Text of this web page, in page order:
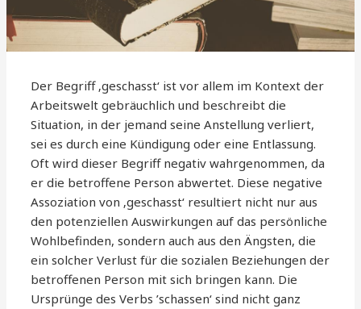
Der Begriff ‚geschasst‘ ist vor allem im Kontext der
Arbeitswelt gebräuchlich und beschreibt die
Situation, in der jemand seine Anstellung verliert,
sei es durch eine Kündigung oder eine Entlassung.
Oft wird dieser Begriff negativ wahrgenommen, da
er die betroffene Person abwertet. Diese negative
Assoziation von ‚geschasst‘ resultiert nicht nur aus
den potenziellen Auswirkungen auf das persönliche
Wohlbefinden, sondern auch aus den Ängsten, die
ein solcher Verlust für die sozialen Beziehungen der
betroffenen Person mit sich bringen kann. Die
Ursprünge des Verbs ’schassen‘ sind nicht ganz